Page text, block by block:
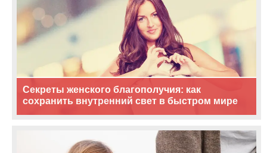
Секреты женского благополучия: как
сохранить внутренний свет в быстром мире